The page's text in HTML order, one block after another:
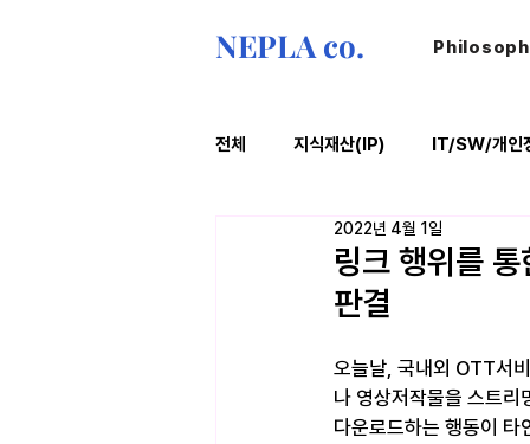
NEPLA co.
전체 지식재산(IP) IT/SW/개인
법률레터
링크 행위를
판결
2022년 4월 1일
오늘날, 국내외 OTT서
나 영상저작물을 스트리
다운로드하는 행동이 타